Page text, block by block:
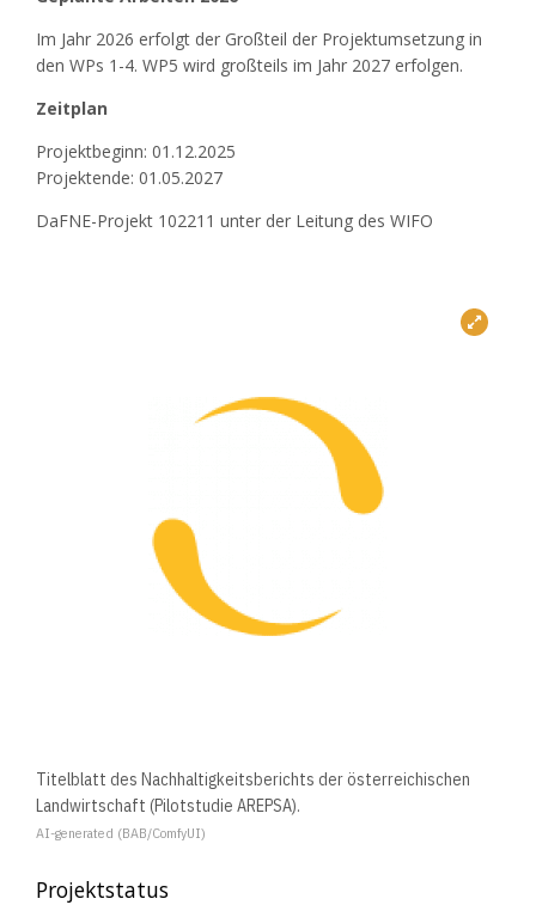
Im Jahr 2026 erfolgt der Großteil der Projektumsetzung in
den WPs 1-4. WP5 wird großteils im Jahr 2027 erfolgen.
Zeitplan
Projektbeginn: 01.12.2025
Projektende: 01.05.2027
DaFNE-Projekt 102211 unter der Leitung des WIFO
Titelblatt des Nachhaltigkeitsberichts der österreichischen
Landwirtschaft (Pilotstudie AREPSA).
AI-generated (BAB/ComfyUI)
Projektstatus